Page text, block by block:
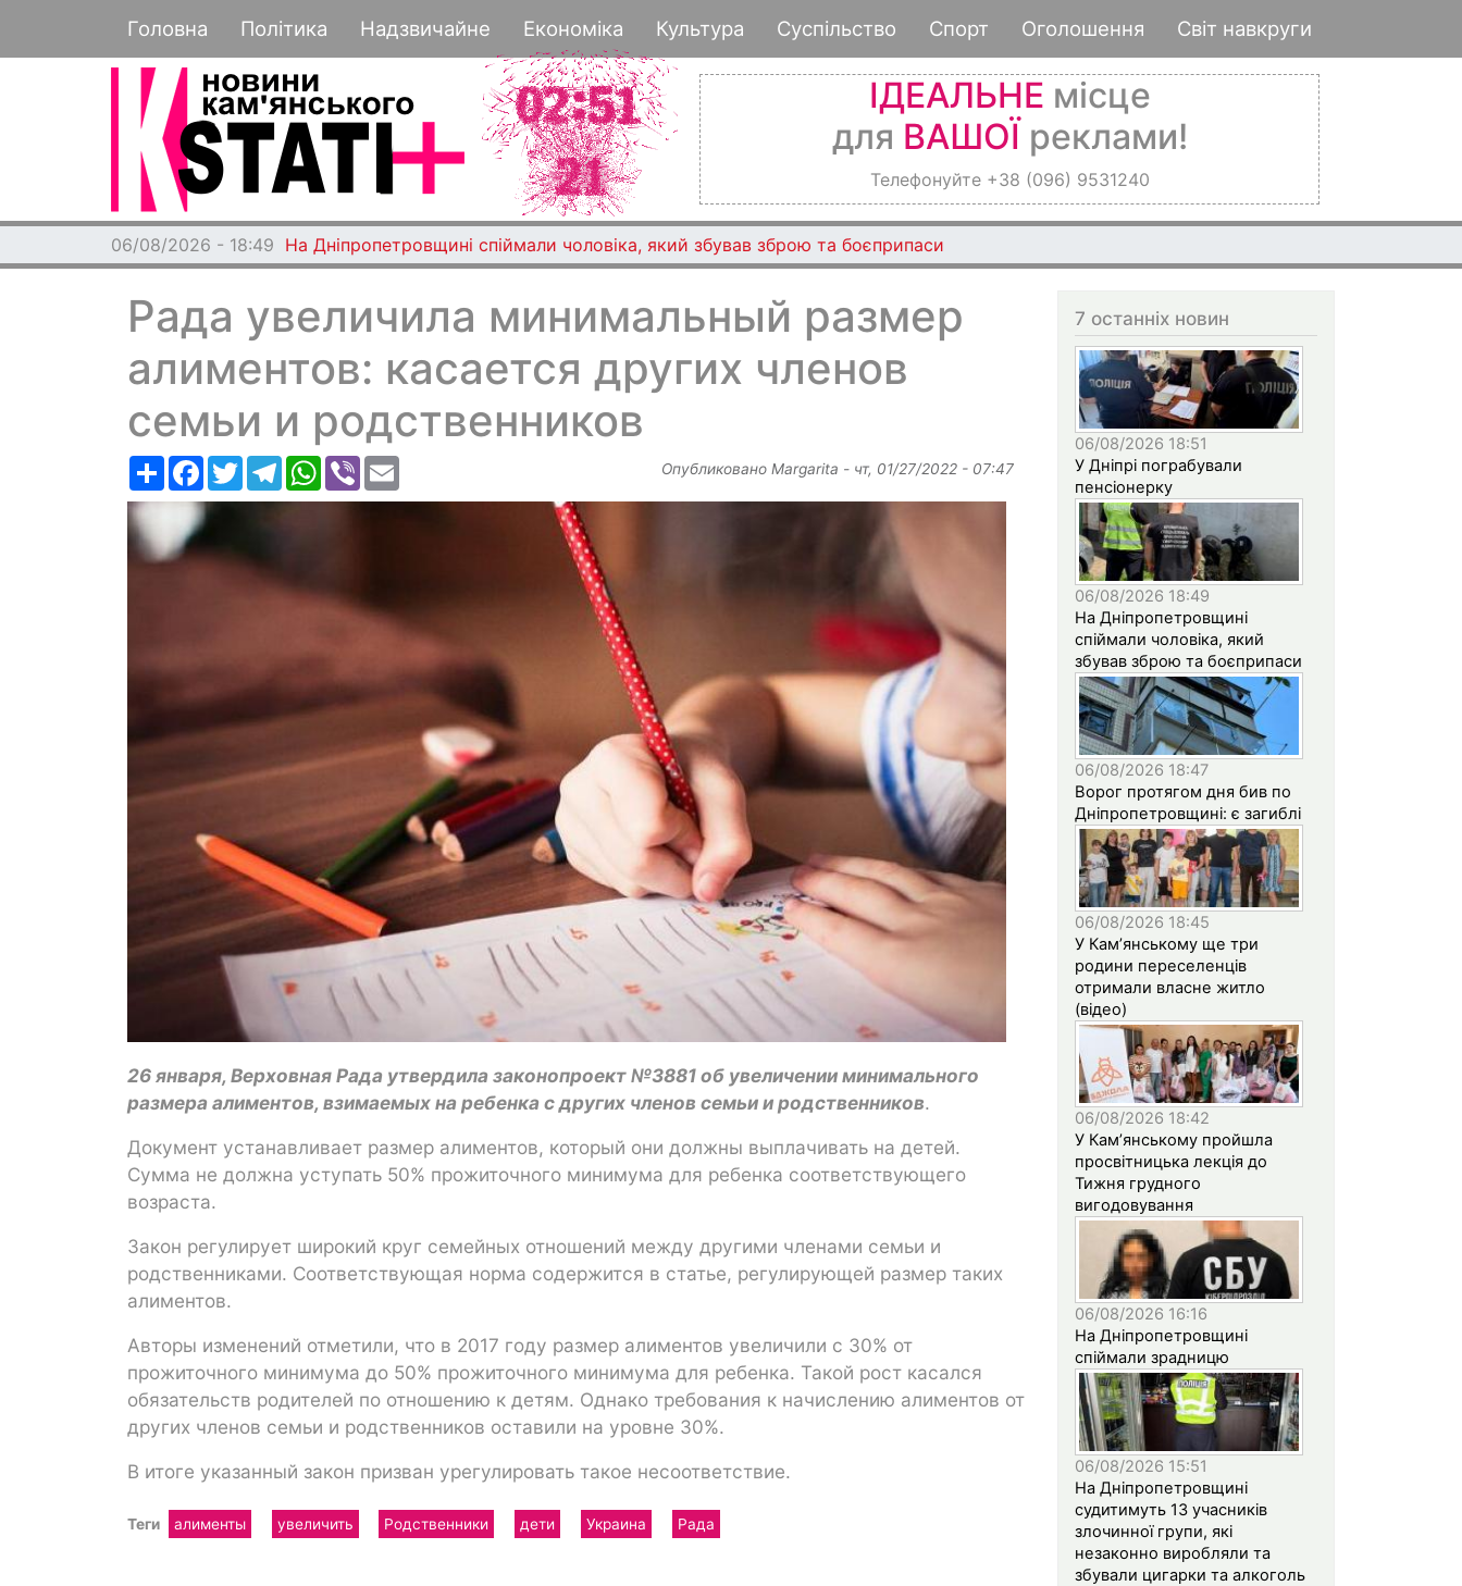
к
основному
Основная навигация
Головна Політика Надзвичайне Економіка Культура Суспільство Спорт Оголошення Світ навкруги
ІДЕАЛЬНЕ місце
для ВАШОЇ реклами!
Телефонуйте +38 (096) 9531240
06/08/2026 - 18:49 На Дніпропетровщині спіймали чоловіка, який збував зброю та боєприпаси
Рада увеличила минимальный размер
алиментов: касается других членов
семьи и родственников
РесурсFacebook
TwitterTelegramWhatsApp
Viber Опубликовано Margarita - чт, 01/27/2022 - 07:47
26 января, Верховная Рада утвердила законопроект №3881 об увеличении минимального
размера алиментов, взимаемых на ребенка с других членов семьи и родственников.
Документ устанавливает размер алиментов, который они должны выплачивать на детей.
Сумма не должна уступать 50% прожиточного минимума для ребенка соответствующего
возраста.
Закон регулирует широкий круг семейных отношений между другими членами семьи и
родственниками. Соответствующая норма содержится в статье, регулирующей размер таких
алиментов.
Авторы изменений отметили, что в 2017 году размер алиментов увеличили с 30% от
прожиточного минимума до 50% прожиточного минимума для ребенка. Такой рост касался
обязательств родителей по отношению к детям. Однако требования к начислению алиментов от
других членов семьи и родственников оставили на уровне 30%.
В итоге указанный закон призван урегулировать такое несоответствие.
Теги алименты увеличить Родственники дети Украина Рада
7 останніх новин
06/08/2026 18:51
У Дніпрі пограбували
пенсіонерку
06/08/2026 18:49
На Дніпропетровщині
спіймали чоловіка, який
збував зброю та боєприпаси
06/08/2026 18:47
Ворог протягом дня бив по
Дніпропетровщині: є загиблі
06/08/2026 18:45
У Кам’янському ще три
родини переселенців
отримали власне житло
(відео)
06/08/2026 18:42
У Кам’янському пройшла
просвітницька лекція до
Тижня грудного
вигодовування
06/08/2026 16:16
На Дніпропетровщині
спіймали зрадницю
06/08/2026 15:51
На Дніпропетровщині
судитимуть 13 учасників
злочинної групи, які
незаконно виробляли та
збували цигарки та алкоголь